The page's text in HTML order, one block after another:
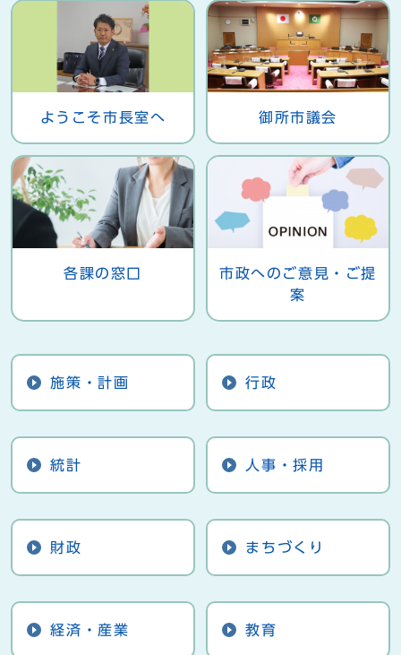
ようこそ市長室へ 御所市議会
各課の窓口
市政へのご意見・ご提
案
施策・計画 行政
統計 人事・採用
財政 まちづくり
経済・産業 教育